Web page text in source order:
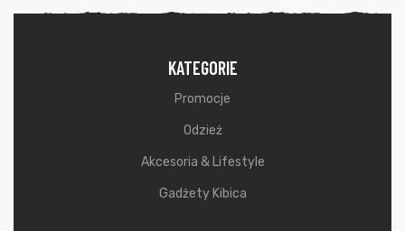
KATEGORIE
Promocje
Odzież
Akcesoria & Lifestyle
Gadżety Kibica